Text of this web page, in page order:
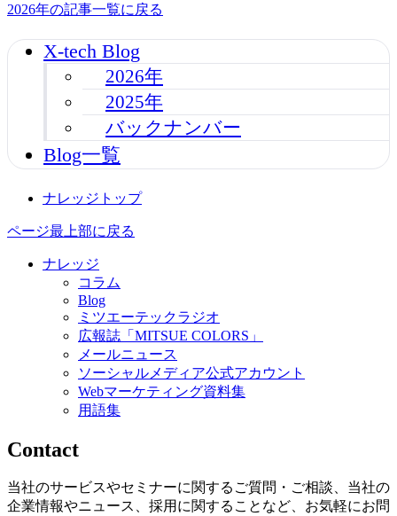
2026年の記事一覧に戻る
X-tech Blog
2026年
2025年
バックナンバー
Blog一覧
ナレッジトップ
ページ最上部に戻る
ナレッジ
コラム
Blog
ミツエーテックラジオ
広報誌「MITSUE COLORS」
メールニュース
ソーシャルメディア公式アカウント
Webマーケティング資料集
用語集
Contact
当社のサービスやセミナーに関するご質問・ご相談、当社の
企業情報やニュース、採用に関することなど、お気軽にお問